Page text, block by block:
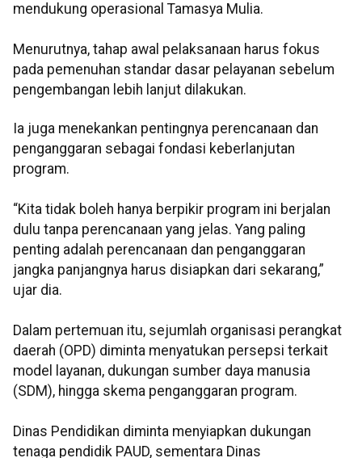
mendukung operasional Tamasya Mulia.
Menurutnya, tahap awal pelaksanaan harus fokus
pada pemenuhan standar dasar pelayanan sebelum
pengembangan lebih lanjut dilakukan.
Ia juga menekankan pentingnya perencanaan dan
penganggaran sebagai fondasi keberlanjutan
program.
“Kita tidak boleh hanya berpikir program ini berjalan
dulu tanpa perencanaan yang jelas. Yang paling
penting adalah perencanaan dan penganggaran
jangka panjangnya harus disiapkan dari sekarang,”
ujar dia.
Dalam pertemuan itu, sejumlah organisasi perangkat
daerah (OPD) diminta menyatukan persepsi terkait
model layanan, dukungan sumber daya manusia
(SDM), hingga skema penganggaran program.
Dinas Pendidikan diminta menyiapkan dukungan
tenaga pendidik PAUD, sementara Dinas